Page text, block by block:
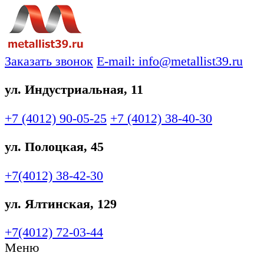
Заказать звонок E-mail: info@metallist39.ru
ул. Индустриальная, 11
+7 (4012) 90-05-25 +7 (4012) 38-40-30
ул. Полоцкая, 45
+7(4012) 38-42-30
ул. Ялтинская, 129
+7(4012) 72-03-44
Меню